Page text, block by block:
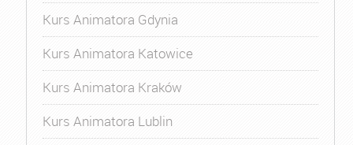
Kurs Animatora Gdynia
Kurs Animatora Katowice
Kurs Animatora Kraków
Kurs Animatora Lublin